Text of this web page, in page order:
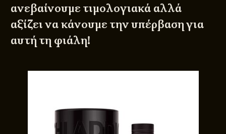
ανεβαίνουμε τιμολογιακά αλλά
αξίζει να κάνουμε την υπέρβαση για
αυτή τη φιάλη!